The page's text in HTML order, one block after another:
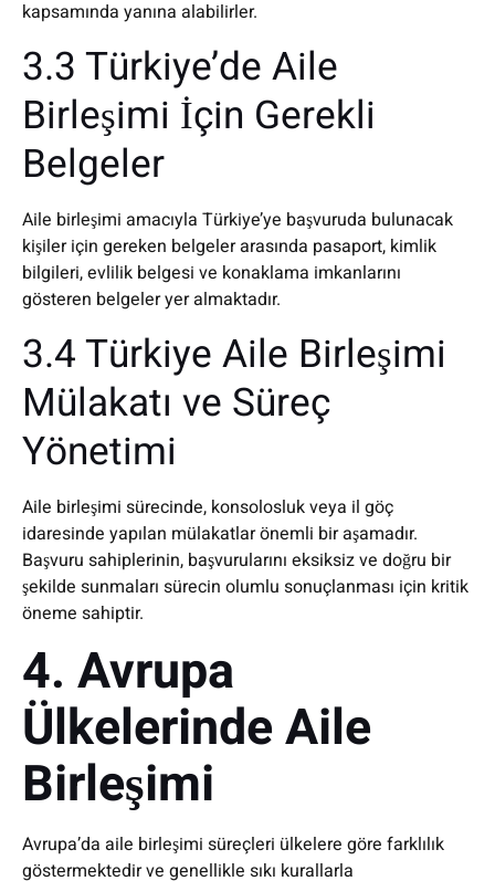
kapsamında yanına alabilirler.
3.3 Türkiye’de Aile
Birleşimi İçin Gerekli
Belgeler
Aile birleşimi amacıyla Türkiye’ye başvuruda bulunacak
kişiler için gereken belgeler arasında pasaport, kimlik
bilgileri, evlilik belgesi ve konaklama imkanlarını
gösteren belgeler yer almaktadır.
3.4 Türkiye Aile Birleşimi
Mülakatı ve Süreç
Yönetimi
Aile birleşimi sürecinde, konsolosluk veya il göç
idaresinde yapılan mülakatlar önemli bir aşamadır.
Başvuru sahiplerinin, başvurularını eksiksiz ve doğru bir
şekilde sunmaları sürecin olumlu sonuçlanması için kritik
öneme sahiptir.
4. Avrupa
Ülkelerinde Aile
Birleşimi
Avrupa’da aile birleşimi süreçleri ülkelere göre farklılık
göstermektedir ve genellikle sıkı kurallarla